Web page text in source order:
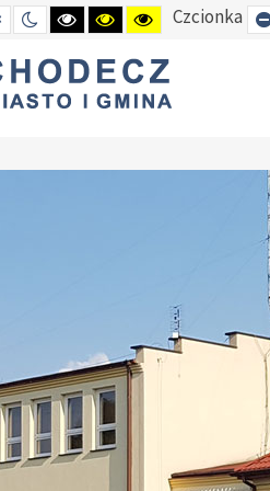
DEFAULT
MODE
TRYB
NOCNY
HIGH
CONTRAST
BLACK
WHITE
MODE
HIGH
CONTRAST
BLACK
YELLOW
MODE
HIGH
CONTRAST
YELLOW
BLACK
MODE
Czcionka